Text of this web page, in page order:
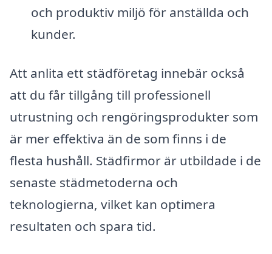
och produktiv miljö för anställda och
kunder.
Att anlita ett städföretag innebär också
att du får tillgång till professionell
utrustning och rengöringsprodukter som
är mer effektiva än de som finns i de
flesta hushåll. Städfirmor är utbildade i de
senaste städmetoderna och
teknologierna, vilket kan optimera
resultaten och spara tid.